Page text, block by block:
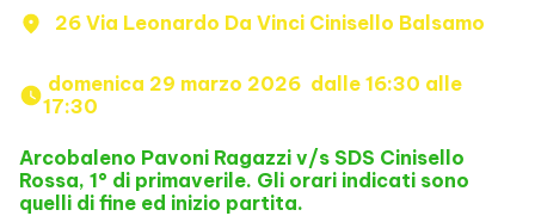
26 Via Leonardo Da Vinci Cinisello Balsamo
17:30
Arcobaleno Pavoni Ragazzi v/s SDS Cinisello
Rossa, 1° di primaverile. Gli orari indicati sono
quelli di fine ed inizio partita.